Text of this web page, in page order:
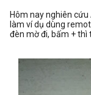
Hôm nay nghiên cứu
làm ví dụ dùng
đèn mờ đi, bấm + thì